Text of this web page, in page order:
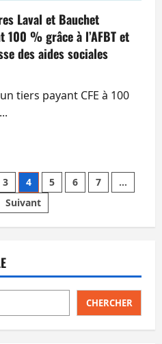
Laval et Bauchet
100 % grâce à l’AFBT et
des aides sociales
tiers payant CFE à 100
3 4 5 6 7
…
Suivant
CHERCHER